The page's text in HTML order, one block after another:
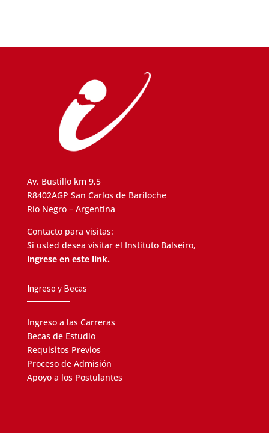
Av. Bustillo km 9,5
R8402AGP San Carlos de Bariloche
Río Negro – Argentina
Contacto para visitas:
Si usted desea visitar el Instituto Balseiro,
ingrese en este link.
Ingreso y Becas
Ingreso a las Carreras
Becas de Estudio
Requisitos Previos
Proceso de Admisión
Apoyo a los Postulantes